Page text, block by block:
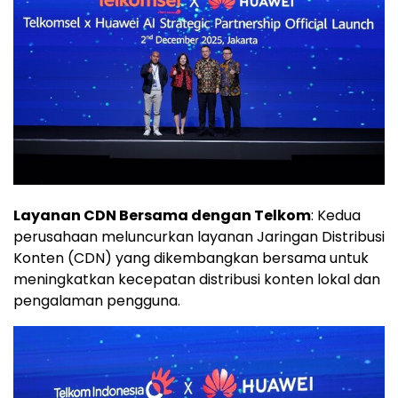
Layanan CDN Bersama dengan Telkom: Kedua
perusahaan meluncurkan layanan Jaringan Distribusi
Konten (CDN) yang dikembangkan bersama untuk
meningkatkan kecepatan distribusi konten lokal dan
pengalaman pengguna.